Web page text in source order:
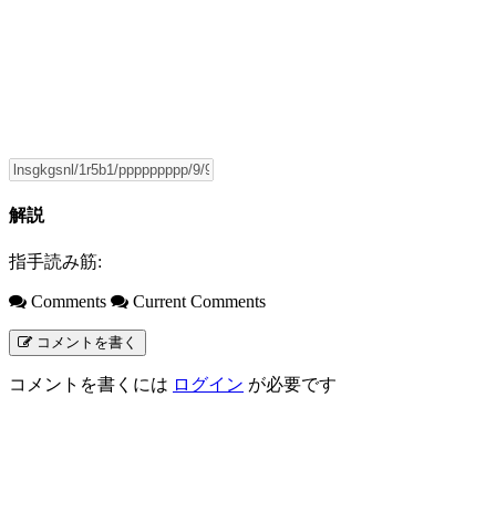
解説
指手読み筋:
Comments Current Comments
コメントを書く
コメントを書くには ログイン が必要です